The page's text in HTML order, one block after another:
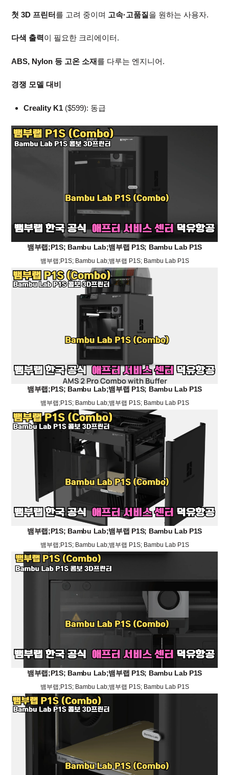
첫 3D 프린터를 고려 중이며 고속·고품질을 원하는 사용자.
다색 출력이 필요한 크리에이터.
ABS, Nylon 등 고온 소재를 다루는 엔지니어.
경쟁 모델 대비
Creality K1 ($599): 동급
뱀부랩;P1S; Bambu Lab;뱀부랩 P1S; Bambu Lab P1S
뱀부랩;P1S; Bambu Lab;뱀부랩 P1S; Bambu Lab P1S
뱀부랩;P1S; Bambu Lab;뱀부랩 P1S; Bambu Lab P1S
뱀부랩;P1S; Bambu Lab;뱀부랩 P1S; Bambu Lab P1S
뱀부랩;P1S; Bambu Lab;뱀부랩 P1S; Bambu Lab P1S
뱀부랩;P1S; Bambu Lab;뱀부랩 P1S; Bambu Lab P1S
뱀부랩;P1S; Bambu Lab;뱀부랩 P1S; Bambu Lab P1S
뱀부랩;P1S; Bambu Lab;뱀부랩 P1S; Bambu Lab P1S